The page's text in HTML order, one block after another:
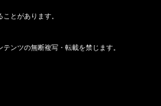
とがあります。
ンツの無断複写・転載を禁じます。